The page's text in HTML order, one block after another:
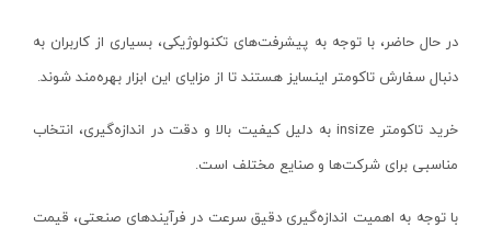
تجهیزات جا‌به‌جایی
ابزار آلات مارک زنی
آبپاش
کیت‌های ابزار
پمپ
در حال حاضر، با توجه به پیشرفت‌های تکنولوژیکی، بسیاری از کاربران به
دنبال سفارش تاکومتر اینسایز هستند تا از مزایای این ابزار بهره‌مند شوند.
خرید تاکومتر insize به دلیل کیفیت بالا و دقت در اندازه‌گیری، انتخاب
مناسبی برای شرکت‌ها و صنایع مختلف است.
با توجه به اهمیت اندازه‌گیری دقیق سرعت در فرآیندهای صنعتی، قیمت